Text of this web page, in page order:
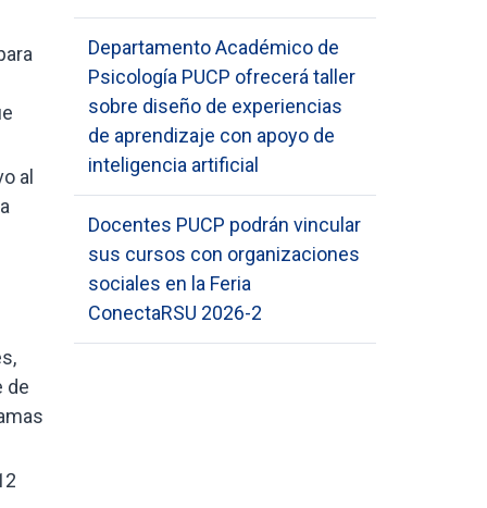
al
de
Departamento Académico de
Psicología PUCP ofrecerá taller
sobre diseño de experiencias
de aprendizaje con apoyo de
inteligencia artificial
Docentes PUCP podrán vincular
sus cursos con organizaciones
sociales en la Feria
ConectaRSU 2026-2